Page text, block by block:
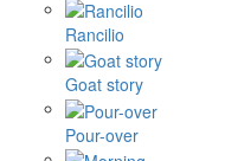
Rancilio
Goat story
Pour-over